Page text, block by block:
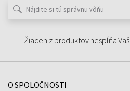
Žiaden z produktov nespĺňa
O SPOLOČNOSTI